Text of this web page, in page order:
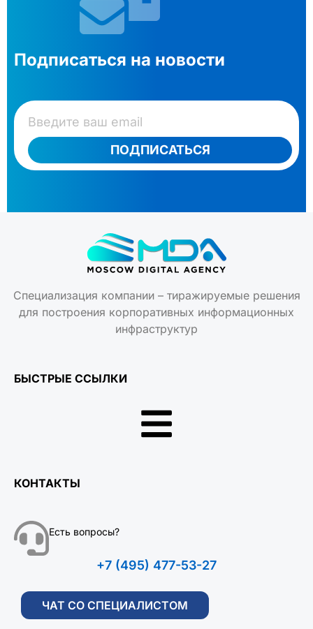
Подписаться на новости
ПОДПИСАТЬСЯ
Специализация компании – тиражируемые решения
для построения корпоративных информационных
инфраструктур
БЫСТРЫЕ ССЫЛКИ
КОНТАКТЫ
Есть вопросы?
+7 (495) 477-53-27
ЧАТ СО СПЕЦИАЛИСТОМ